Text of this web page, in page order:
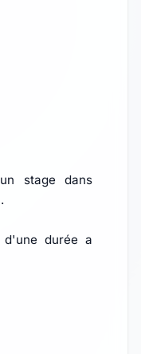
stage dans
durée a